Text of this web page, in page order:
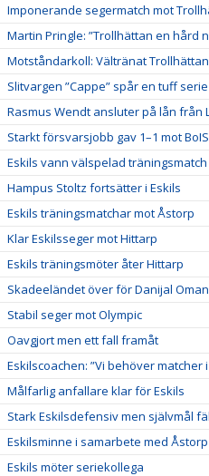
Imponerande segermatch mot
Martin Pringle: ”Trollhättan en hård
Motståndarkoll: Vältränat
Slitvargen ”Cappe” spår en tuff serie
Rasmus Wendt ansluter på lån från
Starkt försvarsjobb gav 1–1 mot BoIS
Eskils vann välspelad träningsmatch
Hampus Stoltz fortsätter i Eskils
Eskils träningsmatchar mot Åstorp
Klar Eskilsseger mot Hittarp
Eskils träningsmöter åter Hittarp
Skadeeländet över för Danijal
Stabil seger mot Olympic
Oavgjort men ett fall framåt
Eskilscoachen: ”Vi behöver matcher
Målfarlig anfallare klar för Eskils
Stark Eskilsdefensiv men självmål
Eskilsminne i samarbete med
Eskils möter seriekollega